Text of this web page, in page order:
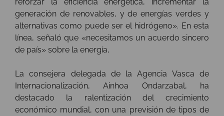
generación de renovables, y de energías verdes y
alternativas como puede ser el hidrógeno». En esta
línea, señaló que «necesitamos un acuerdo sincero
de país» sobre la energía,
La consejera delegada de la Agencia Vasca de
Internacionalización, Ainhoa Ondarzabal, ha
destacado la ralentización del crecimiento
económico mundial, con una previsión de tipos de